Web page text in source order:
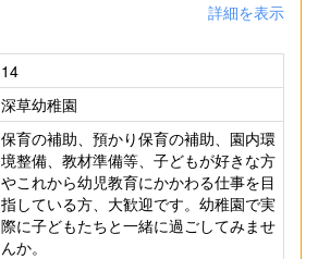
詳細を表示
14
深草幼稚園
保育の補助、預かり保育の補助、園内環
境整備、教材準備等、子どもが好きな方
やこれから幼児教育にかかわる仕事を目
指している方、大歓迎です。幼稚園で実
際に子どもたちと一緒に過ごしてみませ
んか。